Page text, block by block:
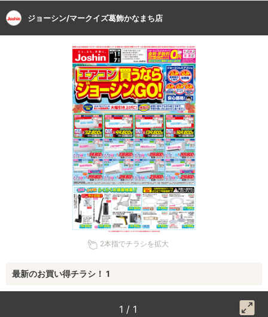
ジョーシン/マークイズ葛飾かなまち店
2本指でチラシを拡大
最新のお買い得チラシ！ 1
1 / 1